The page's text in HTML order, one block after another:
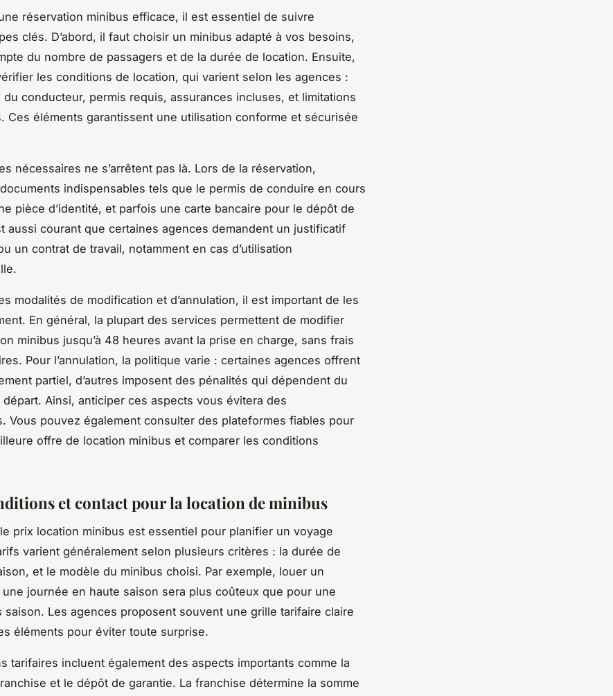
réservation minibus efficace, il est essentiel de suivre
clés. D’abord, il faut choisir un minibus adapté à vos besoins,
du nombre de passagers et de la durée de location. Ensuite,
les conditions de location, qui varient selon les agences :
du conducteur, permis requis, assurances incluses, et limitations
Ces éléments garantissent une utilisation conforme et sécurisée
nécessaires ne s’arrêtent pas là. Lors de la réservation,
indispensables tels que le permis de conduire en cours
pièce d’identité, et parfois une carte bancaire pour le dépôt de
aussi courant que certaines agences demandent un justificatif
un contrat de travail, notamment en cas d’utilisation
modalités de modification et d’annulation, il est important de les
En général, la plupart des services permettent de modifier
minibus jusqu’à 48 heures avant la prise en charge, sans frais
Pour l’annulation, la politique varie : certaines agences offrent
partiel, d’autres imposent des pénalités qui dépendent du
départ. Ainsi, anticiper ces aspects vous évitera des
Vous pouvez également consulter des plateformes fiables pour
offre de location minibus et comparer les conditions
et contact pour la location de minibus
prix location minibus est essentiel pour planifier un voyage
varient généralement selon plusieurs critères : la durée de
et le modèle du minibus choisi. Par exemple, louer un
journée en haute saison sera plus coûteux que pour une
saison. Les agences proposent souvent une grille tarifaire claire
éléments pour éviter toute surprise.
tarifaires incluent également des aspects importants comme la
et le dépôt de garantie. La franchise détermine la somme